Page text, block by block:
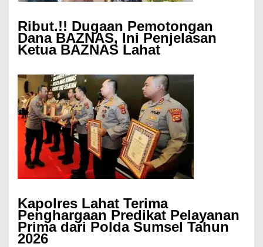
Ribut.!! Dugaan Pemotongan
Dana BAZNAS, Ini Penjelasan
Ketua BAZNAS Lahat
Kapolres Lahat Terima
Penghargaan Predikat Pelayanan
Prima dari Polda Sumsel Tahun
2026